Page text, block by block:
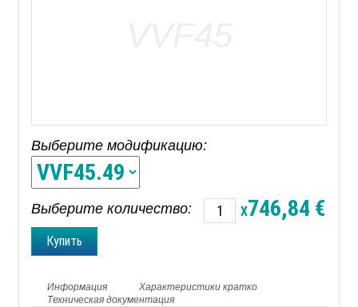
Выберите модификацию:
Выберите количество: X746,84 €
Информация
Характеристики кратко
Техническая документация